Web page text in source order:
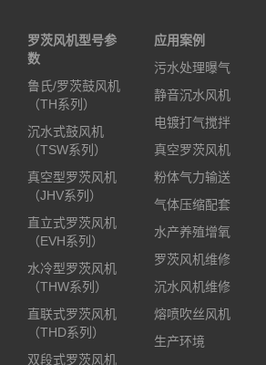
罗茨风机型号参
数
鲁氏/罗茨鼓风机
（TH系列）
沉水式鼓风机
（TSW系列）
真空型罗茨风机
（JHV系列）
直立式罗茨风机
（EVH系列）
水冷型罗茨风机
（THW系列）
直联式罗茨风机
（THD系列）
双段式罗茨风机
应用案例
污水处理曝气
静音沉水风机
电镀打气搅拌
真空罗茨风机
粉体气力输送
气体压缩配套
水产养殖增氧
罗茨风机维修
沉水风机维修
熔喷吹丝风机
生产环境